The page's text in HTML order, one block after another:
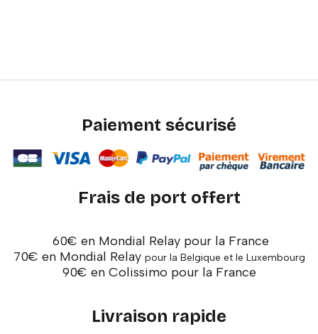
Paiement sécurisé
Frais de port offert
60€ en Mondial Relay pour la France
70€ en Mondial Relay pour la Belgique et le Luxembourg
90€ en Colissimo pour la France
Livraison rapide